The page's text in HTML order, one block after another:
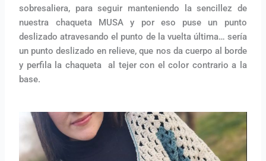
sobresaliera, para seguir manteniendo la sencillez de
nuestra chaqueta MUSA y por eso puse un punto
deslizado atravesando el punto de la vuelta última… sería
un punto deslizado en relieve, que nos da cuerpo al borde
y perfila la chaqueta al tejer con el color contrario a la
base.